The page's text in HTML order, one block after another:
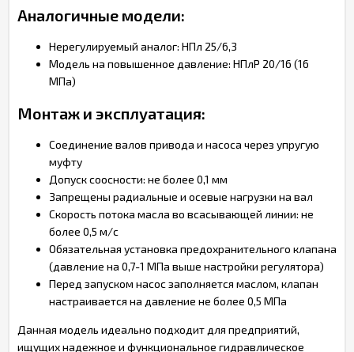
Аналогичные модели:
Нерегулируемый аналог: НПл 25/6,3
Модель на повышенное давление: НПлР 20/16 (16
МПа)
Монтаж и эксплуатация:
Соединение валов привода и насоса через упругую
муфту
Допуск соосности: не более 0,1 мм
Запрещены радиальные и осевые нагрузки на вал
Скорость потока масла во всасывающей линии: не
более 0,5 м/с
Обязательная установка предохранительного клапана
(давление на 0,7-1 МПа выше настройки регулятора)
Перед запуском насос заполняется маслом, клапан
настраивается на давление не более 0,5 МПа
Данная модель идеально подходит для предприятий,
ищущих надежное и функциональное гидравлическое